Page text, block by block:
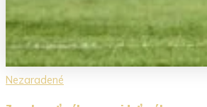
Nezaradené